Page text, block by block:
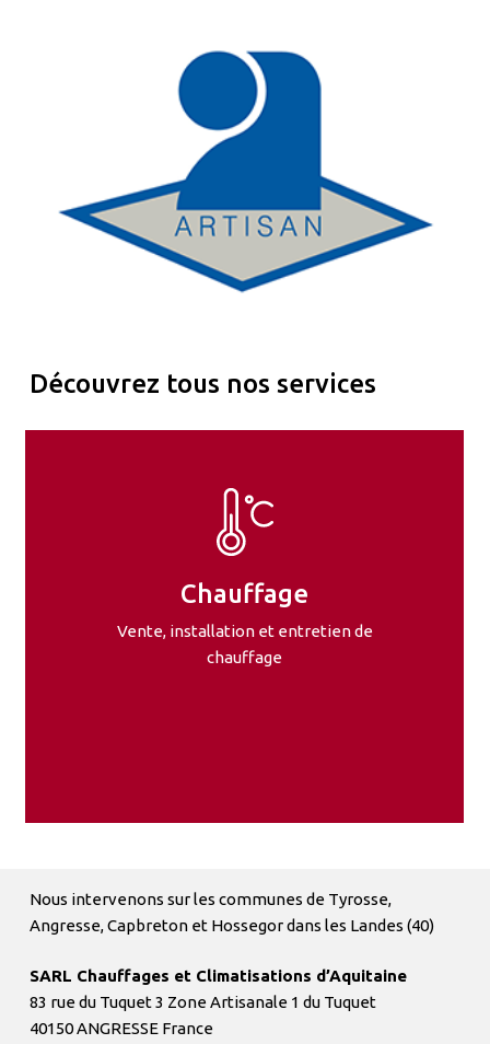
Découvrez tous nos services
Chauffage
Vente, installation et entretien de
chauffage
Nous intervenons surles communes de Tyrosse,
Angresse,Capbreton et Hossegordans les Landes (40)
SARL Chauffages et Climatisations d’Aquitaine
83 rue du Tuquet 3 Zone Artisanale 1 du Tuquet
40150 ANGRESSE France